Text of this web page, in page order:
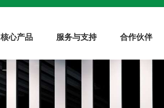
核心产品 服务与支持 合作伙伴